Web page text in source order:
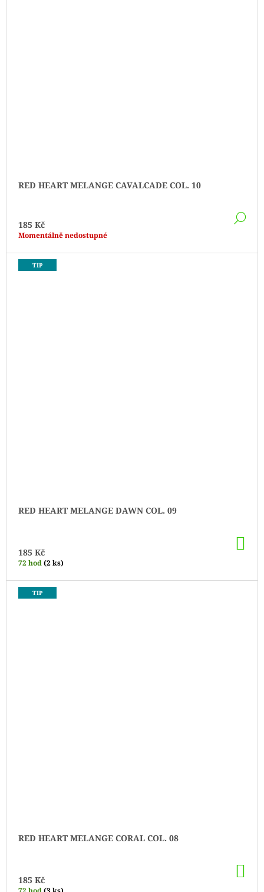
RED HEART MELANGE CAVALCADE COL. 10
185 Kč
Momentálně nedostupné
TIP
RED HEART MELANGE DAWN COL. 09
185 Kč
72 hod(2 ks)
TIP
RED HEART MELANGE CORAL COL. 08
185 Kč